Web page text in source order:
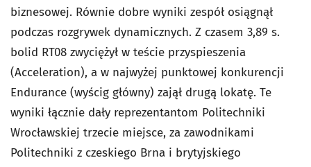
biznesowej. Równie dobre wyniki zespół osiągnął
podczas rozgrywek dynamicznych. Z czasem 3,89 s.
bolid RT08 zwyciężył w teście przyspieszenia
(Acceleration), a w najwyżej punktowej konkurencji
Endurance (wyścig główny) zajął drugą lokatę. Te
wyniki łącznie dały reprezentantom Politechniki
Wrocławskiej trzecie miejsce, za zawodnikami
Politechniki z czeskiego Brna i brytyjskiego